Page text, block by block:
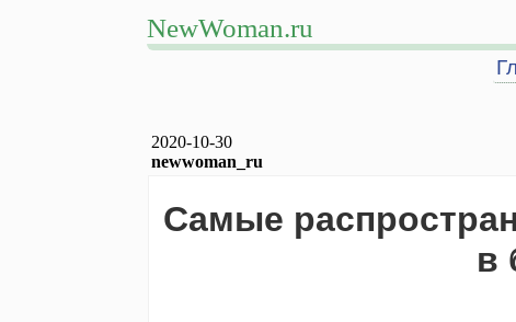
NewWoman.ru
2020-10-30
newwoman_ru
Самые
в